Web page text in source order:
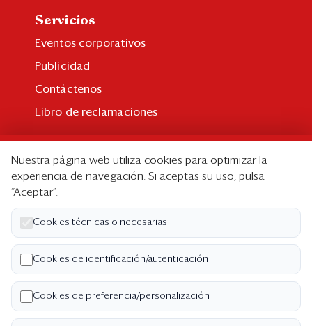
Servicios
Eventos corporativos
Publicidad
Contáctenos
Libro de reclamaciones
Suscripción individual
Paquetes corporativos
Edición Impresa
Nosotros
Quiénes somos
Código de ética
Términos y Condiciones
Nuestra página web utiliza cookies para optimizar la
experiencia de navegación. Si aceptas su uso, pulsa
“Aceptar”.
Cookies técnicas o necesarias
Cookies de identificación/autenticación
Cookies de preferencia/personalización